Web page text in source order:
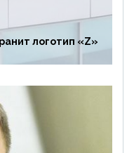
логотип «Z»